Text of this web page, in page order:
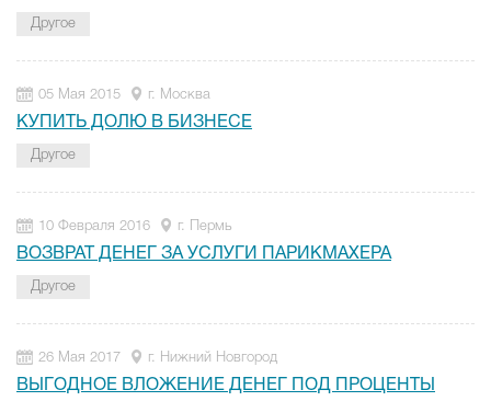
Другое
05 Мая 2015 г. Москва
КУПИТЬ ДОЛЮ В БИЗНЕСЕ
Другое
10 Февраля 2016 г. Пермь
ВОЗВРАТ ДЕНЕГ ЗА УСЛУГИ ПАРИКМАХЕРА
Другое
26 Мая 2017 г. Нижний Новгород
ВЫГОДНОЕ ВЛОЖЕНИЕ ДЕНЕГ ПОД ПРОЦЕНТЫ